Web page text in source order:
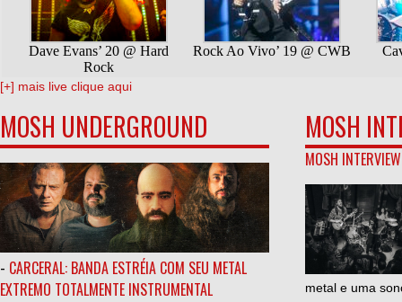
[+] mais live clique aqui
MOSH UNDERGROUND
- CARCERAL: BANDA ESTRÉIA COM SEU METAL
EXTREMO TOTALMENTE INSTRUMENTAL
MOSH
MOSH
metal e uma